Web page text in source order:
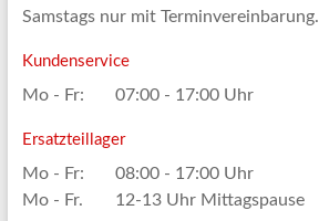
Samstags nur mit Terminvereinbarung.
Kundenservice
Mo - Fr: 07:00 - 17:00 Uhr
Ersatzteillager
Mo - Fr:
08:00 - 17:00 Uhr
Mo - Fr.
12-13 Uhr Mittagspause